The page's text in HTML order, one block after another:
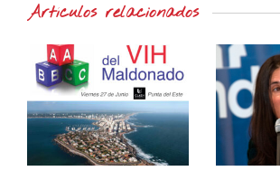
Artículos relacionados